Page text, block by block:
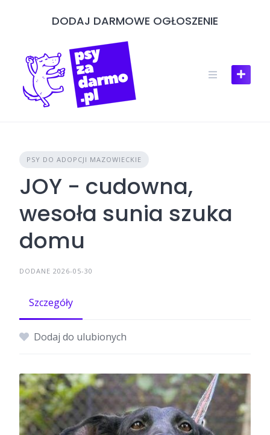
DODAJ DARMOWE OGŁOSZENIE
PSY DO ADOPCJI MAZOWIECKIE
JOY - cudowna,
wesoła sunia szuka
domu
DODANE 2026-05-30
Szczegóły
Dodaj do ulubionych